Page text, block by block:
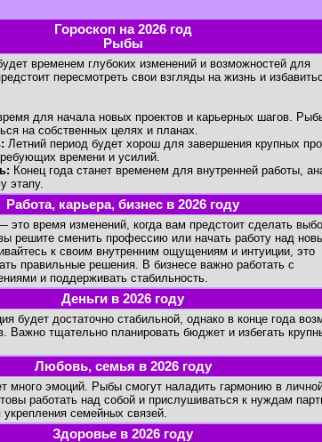
Гороскоп на 2026 год
Рыбы
временем глубоких изменений и возможностей для
пересмотреть свои взгляды на жизнь и
для начала новых проектов и карьерных шагов.
на собственных целях и планах.
Летний период будет хорош для завершения крупных
времени и усилий.
Конец года станет временем для внутренней работы,
этапу.
Работа, карьера, бизнес в 2026 году
время изменений, когда вам предстоит сделать
решите сменить профессию или начать работу над
к своим внутренним ощущениям и интуиции, это
правильные решения. В бизнесе важно работать с
и поддерживать стабильность.
Деньги в 2026 году
будет достаточно стабильной, однако в конце года
Важно тщательно планировать бюджет и избегать
Любовь, семья в 2026 году
много эмоций. Рыбы смогут наладить гармонию в
работать над собой и прислушиваться к нуждам
семейных связей.
Здоровье в 2026 году